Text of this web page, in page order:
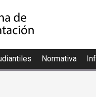
Normativa